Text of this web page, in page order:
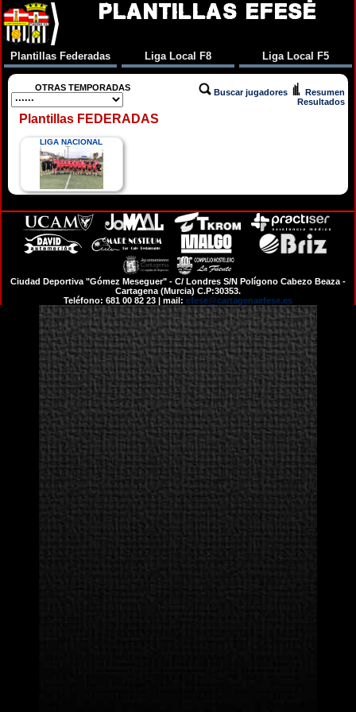
PLANTILLAS EFESÉ
Plantillas Federadas Liga Local F8 Liga Local F5
OTRAS TEMPORADAS Buscar jugadores
Resumen
Resultados
Plantillas FEDERADAS
LIGA NACIONAL
Ciudad Deportiva "Gómez Meseguer" - C/ Londres S/N Polígono Cabezo Beaza -
Cartagena (Murcia) C.P:30353.
Teléfono: 681 00 82 23 | mail: efese@cartagenaefese.es